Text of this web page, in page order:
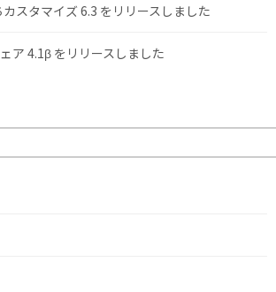
スタマイズ 6.3 をリリースしました
ア 4.1β をリリースしました